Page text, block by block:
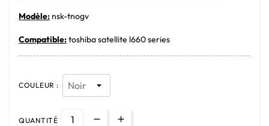
Modèle: nsk-tnogv
Compatible:toshiba satellite l660 series
COULEUR :
QUANTITÉ